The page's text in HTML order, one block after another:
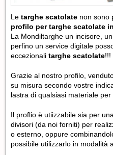
Le targhe scatolate non sono
profilo per targhe scatolate
La Mondiltarghe un incisore,
perfino un service digitale
eccezionali targhe scatolate!!!
Grazie al nostro profilo,
su misura secondo vostre
lastra di qualsiasi materiale
Il proflio è utiizzabile sia per
divisori (da noi forniti) per
o esterno, oppure
possibile utilizzarlo in modalità